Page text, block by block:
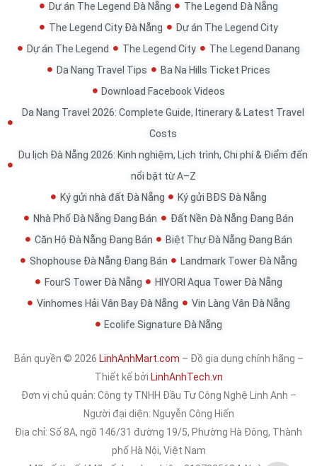
Dự án The Legend Đà Nẵng
The Legend Đà Nẵng
The Legend City Đà Nẵng
Dự án The Legend City
Dự án The Legend
The Legend City
The Legend Danang
Da Nang Travel Tips
Ba Na Hills Ticket Prices
Download Facebook Videos
Da Nang Travel 2026: Complete Guide, Itinerary & Latest Travel
Costs
Du lịch Đà Nẵng 2026: Kinh nghiệm, Lịch trình, Chi phí & Điểm đến
nổi bật từ A–Z
Ký gửi nhà đất Đà Nẵng
Ký gửi BĐS Đà Nẵng
Nhà Phố Đà Nẵng Đang Bán
Đất Nền Đà Nẵng Đang Bán
Căn Hộ Đà Nẵng Đang Bán
Biệt Thự Đà Nẵng Đang Bán
Shophouse Đà Nẵng Đang Bán
Landmark Tower Đà Nẵng
FourS Tower Đà Nẵng
HIYORI Aqua Tower Đà Nẵng
Vinhomes Hải Vân Bay Đà Nẵng
Vin Làng Vân Đà Nẵng
Ecolife Signature Đà Nẵng
Bản quyền © 2026 LinhAnhMart.com – Đồ gia dụng chính hãng –
Thiết kế bởi LinhAnhTech.vn
Đơn vị chủ quản: Công ty TNHH Đầu Tư Công Nghệ Linh Anh –
Người đại diện: Nguyễn Công Hiến
Địa chỉ: Số 8A, ngõ 146/31 đường 19/5, Phường Hà Đông, Thành
phố Hà Nội, Việt Nam